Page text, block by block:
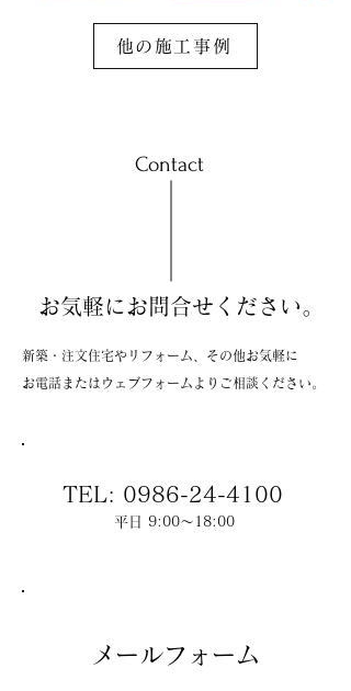
他の施工事例
Contact
お気軽にお問合せください。
新築・注文住宅やリフォーム、その他お気軽に
お電話またはウェブフォームよりご相談ください。
TEL: 0986-24-4100
平日 9:00～18:00
メールフォーム